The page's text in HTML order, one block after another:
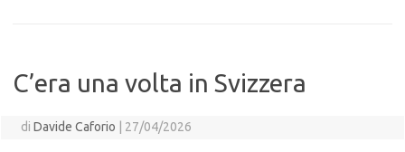
C’era una volta in Svizzera
di Davide Caforio 27/04/2026